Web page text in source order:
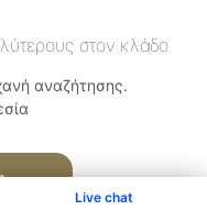
Live chat
στον κλάδο
αναζήτησης.